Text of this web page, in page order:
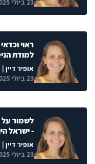
23 ביולי 2025
ראוי
למודת
אופיר דיין |
23 ביולי 2025
לשמור על
- ישראל
אופיר דיין |
23 ביולי 2025